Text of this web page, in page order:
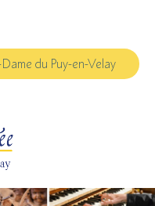
du Puy-en-Velay